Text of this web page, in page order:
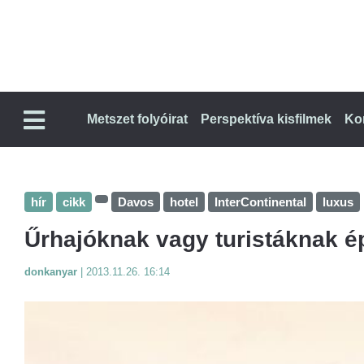
Metszet folyóirat Perspektíva kisfilmek
hír cikk Davos hotel InterContinental luxus
Űrhajóknak vagy turistáknak
donkanyar 2013.11.26. 16:14